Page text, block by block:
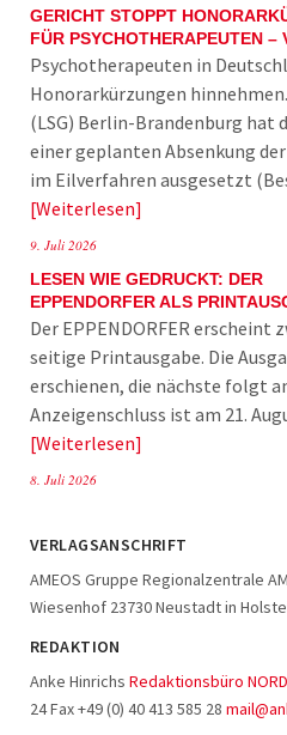
GERICHT STOPPT
FÜR PSYCHOTHERAPEUTEN –
Psychotherapeuten in
Honorarkürzungen
(LSG) Berlin-Brandenburg hat
einer geplanten Absenkung
im Eilverfahren ausgesetzt
Weiterlesen
9. Juli 2026
LESEN WIE GEDRUCKT: DER
EPPENDORFER ALS
Der EPPENDORFER erscheint
seitige Printausgabe. Die
erschienen, die nächste folgt
Anzeigenschluss ist am 21.
Weiterlesen
8. Juli 2026
VERLAGSANSCHRIFT
AMEOS Gruppe Regionalzentrale
Wiesenhof 23730 Neustadt in
REDAKTION
Anke Hinrichs Redaktionsbüro
24 Fax +49 (0) 40 413 585 28